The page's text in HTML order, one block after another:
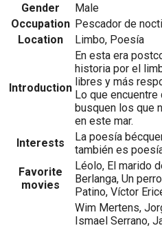
Gender
Male
Occupation Pescador de
Location
Limbo, Poesía
Introduction
En esta era
historia por el
libres y más
Lo que
busquen los que
en este mar.
Interests
La poesía
también es
Favorite
movies
Léolo, El marido
Berlanga, Un
Patino, Víctor
Wim Mertens,
Ismael Serrano,